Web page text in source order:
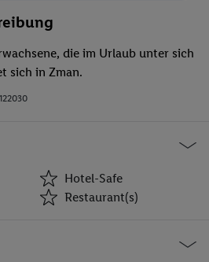
die im Urlaub unter sich
sich in Zman.
Hotel-Safe
Restaurant(s)